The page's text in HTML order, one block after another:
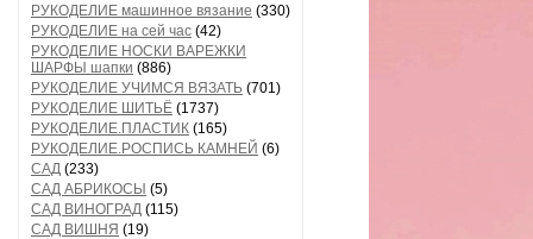
РУКОДЕЛИЕ машинное вязание (330)
РУКОДЕЛИЕ на сей час (42)
РУКОДЕЛИЕ НОСКИ ВАРЕЖКИ
ШАРФЫ шапки (886)
РУКОДЕЛИЕ УЧИМСЯ ВЯЗАТЬ (701)
РУКОДЕЛИЕ ШИТЬЁ (1737)
РУКОДЕЛИЕ.ПЛАСТИК (165)
РУКОДЕЛИЕ.РОСПИСЬ КАМНЕЙ (6)
САД (233)
САД АБРИКОСЫ (5)
САД ВИНОГРАД (115)
САД ВИШНЯ (19)